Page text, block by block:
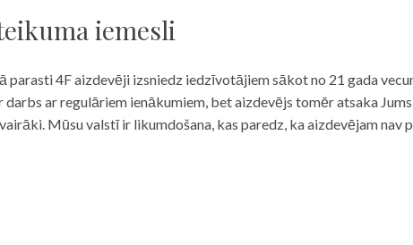
iemesli
4F aizdevēji izsniedz iedzīvotājiem sākot no 21 gada
darbs ar regulāriem ienākumiem, bet aizdevējs tomēr atsaka
Mūsu valstī ir likumdošana, kas paredz, ka aizdevējam